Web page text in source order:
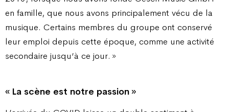
en famille, que nous avons principalement vécu de la
musique. Certains membres du groupe ont conservé
leur emploi depuis cette époque, comme une activité
secondaire jusqu’à ce jour. »
« La scène est notre passion »